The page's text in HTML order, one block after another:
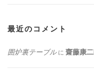
最近のコメント
囲炉裏テーブルに 齋藤康